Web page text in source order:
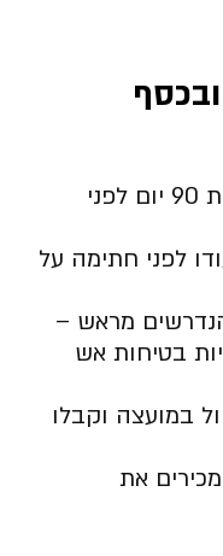
התחילו את ההליך לפחות 90 יום לפני
לפני חתימה על
מראש –
בטיחות אש
במועצה וקבלו
את